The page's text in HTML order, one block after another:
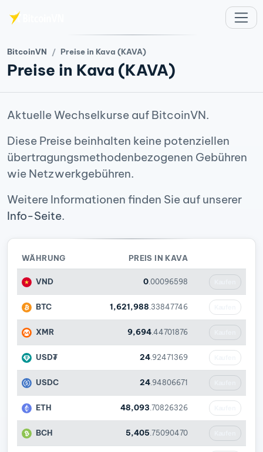
BitcoinVN Preise in Kava (KAVA)
Preise in Kava (KAVA)
Aktuelle Wechselkurse auf BitcoinVN.
Diese Preise beinhalten keine potenziellen
übertragungsmethodenbezogenen Gebühren
wie Netzwerkgebühren.
Weitere Informationen finden Sie auf unserer
Info-Seite.
WÄHRUNG PREIS IN KAVA
VND 0 .00096598
BTC 1,621,988 .33847746
XMR 9,694 .44701876
USD₮ 24 .92471369
USDC 24 .94806671
ETH 48,093 .70826326
BCH 5,405 .75090470